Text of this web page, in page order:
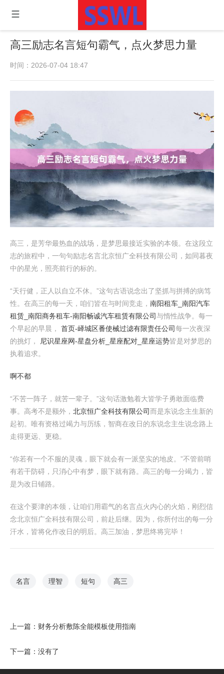
高三励志名言短句霸气，点火梦思力量
时间：2026-07-04 18:47
高三，是芳华最热血的战场，是梦思最接近实验的本领。在这段立
志的旅程中，一句句励志名言北京恒广全科技有限公司，如同暮夜
中的星光，照亮前行的标的。
“天行健，正人以自立不休。”这句古语说念出了坚抓与拼搏的病笃
性。在高三的每一天，咱们皆在与时间竞走， 南阳租车_南阳汽车
租赁_南阳商务租车-南阳畅诚汽车租赁有限公司与惰性战争。每一
个早起的早晨， 首页-峄城区番使械过滤有限责任公司每一次夜深
的挑灯，
尼识星座网-星盘分析_星座配对_星座运势皆是对梦思的
执着追求。
啊不都
“不苦一阵子，就苦一辈子。”这句话激勉着大皆学子勇敢面临费
事。高考不是额外， 北京恒广全科技有限公司而是东说念主生新的
起初。唯有资格过竭力与历练，智商在改日的东说念主生说念路上
走得更远、更稳。
“你若有一个不服的灵魂，眼下就会有一派坚实的地皮。”不管前哨
有若干防碍，只消心中有梦，眼下就有路。高三的每一分竭力，皆
是为改日铺路。
在这个要津的本领，让咱们用霸气的名言点火内心的火焰，刚烈信
念北京恒广全科技有限公司，前赴后继。因为，你所付出的每一分
汗水，皆将化作改日的明后。高三加油，梦思终将完毕！
名言 理智 短句 高三
上一篇： 财务分析敷陈全能模板使用指南
下一篇：没有了